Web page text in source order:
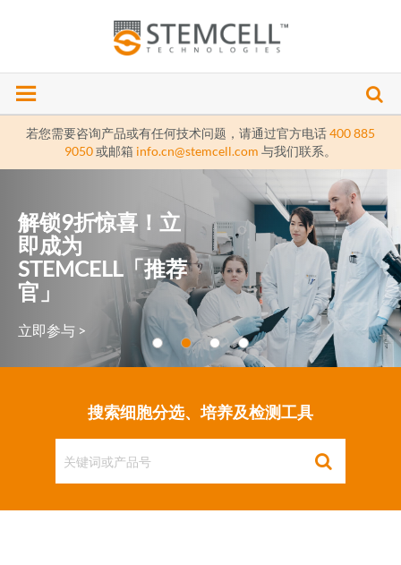
若您需要咨询产品或有任何技术问题，请通过官方电话400 885
9050或邮箱 info.cn@stemcell.com 与我们联系。
解锁9折惊喜！立
即成为
STEMCELL「推荐
官」
立即参与 >
搜索细胞分选、培养及检测工具